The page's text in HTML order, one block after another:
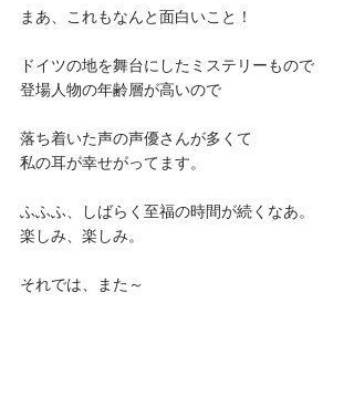
まあ、これもなんと面白いこと！
ドイツの地を舞台にしたミステリーもので
登場人物の年齢層が高いので
落ち着いた声の声優さんが多くて
私の耳が幸せがってます。
ふふふ、しばらく至福の時間が続くなあ。
楽しみ、楽しみ。
それでは、また～